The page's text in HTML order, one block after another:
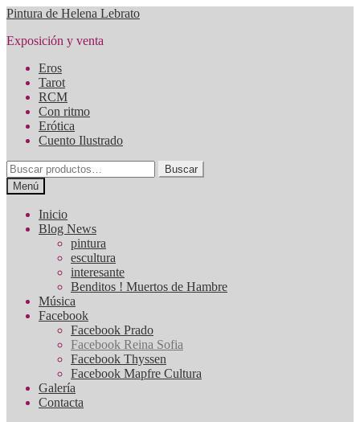
Ir
la
Ir
contenido
Pintura de Helena Lebrato
Exposición y venta
Eros
Tarot
RCM
Con ritmo
Erótica
Cuento Ilustrado
Buscar
por:
Buscar
Menú
Inicio
Blog News
pintura
escultura
interesante
Benditos ! Muertos de Hambre
Música
Facebook
Facebook Prado
Facebook Reina Sofia
Facebook Thyssen
Facebook Mapfre Cultura
Galería
Contacta